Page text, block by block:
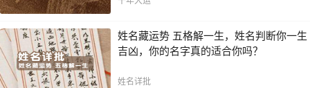
姓名藏运势 五格解一生，姓名判断你一生
吉凶，你的名字真的适合你吗？
姓名详批